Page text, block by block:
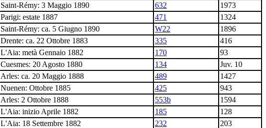
Saint-Rémy: 3 Maggio 1890 632
1973
Parigi: estate 1887 471
1324
Saint-Rémy: ca. 5 Giugno 1890 W22
1896
Drente: ca. 22 Ottobre 1883 335
416
L'Aia: metà Gennaio 1882 170
93
Cuesmes: 20 Agosto 1880 134
Juv. 10
Arles: ca. 20 Maggio 1888 489
1427
Nuenen: Ottobre 1885 425
943
Arles: 2 Ottobre 1888 553b
1594
L'Aia: inizio Aprile 1882 185
128
L'Aia: 18 Settembre 1882 232
203